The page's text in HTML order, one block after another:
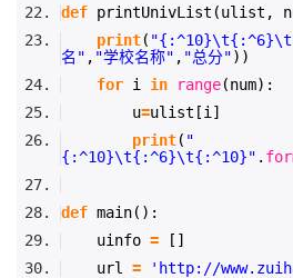
堂
我
的
我
我
的
技
我
的
def printUnivList(ulist,
print(
名" , "学校名称" , "总分"))
for i in range(num):
u=ulist[i]
print( "
{:^10}\t{:^6}\t{:^10}" .
def main():
uinfo =
[]
url =
'http://